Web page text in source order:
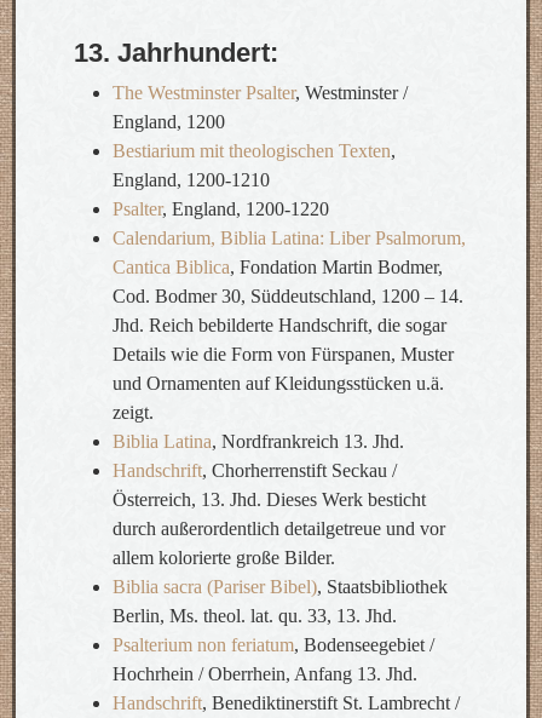
13. Jahrhundert:
The Westminster Psalter, Westminster /
England, 1200
Bestiarium mit theologischen Texten,
England, 1200-1210
Psalter, England, 1200-1220
Calendarium, Biblia Latina: Liber Psalmorum,
Cantica Biblica, Fondation Martin Bodmer,
Cod. Bodmer 30, Süddeutschland, 1200 – 14.
Jhd. Reich bebilderte Handschrift, die sogar
Details wie die Form von Fürspanen, Muster
und Ornamenten auf Kleidungsstücken u.ä.
zeigt.
Biblia Latina, Nordfrankreich 13. Jhd.
Handschrift, Chorherrenstift Seckau /
Österreich, 13. Jhd. Dieses Werk besticht
durch außerordentlich detailgetreue und vor
allem kolorierte große Bilder.
Biblia sacra (Pariser Bibel), Staatsbibliothek
Berlin, Ms. theol. lat. qu. 33, 13. Jhd.
Psalterium non feriatum, Bodenseegebiet /
Hochrhein / Oberrhein, Anfang 13. Jhd.
Handschrift, Benediktinerstift St. Lambrecht /